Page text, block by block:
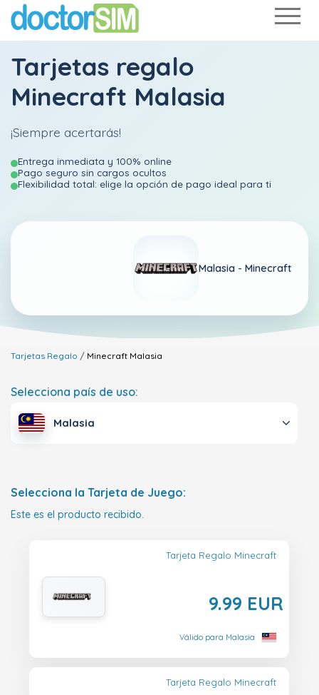
Tarjetas regalo
Minecraft Malasia
¡Siempre acertarás!
Entrega inmediata y 100% online
Pago seguro sin cargos ocultos
Flexibilidad total: elige la opción de pago ideal para ti
Malasia - Minecraft
Tarjetas Regalo Minecraft Malasia
Selecciona país de uso:
Malasia
Selecciona la Tarjeta de Juego:
Este es el producto recibido.
Tarjeta Regalo Minecraft
9.99 EUR
Válido para Malasia
Tarjeta Regalo Minecraft